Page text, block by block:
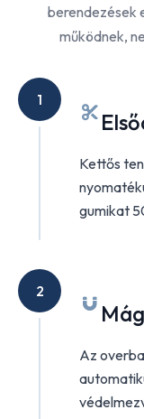
berendezések
működnek,
1
Kettős
gumikat
2
Az